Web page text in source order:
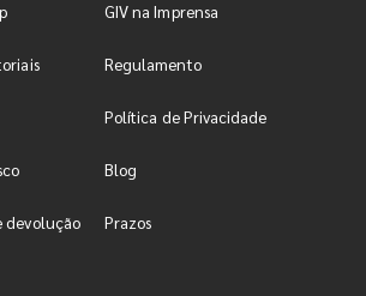
GIV na Imprensa
Regulamento
Política de Privacidade
Blog
devolução Prazos